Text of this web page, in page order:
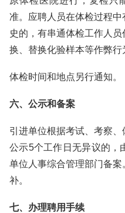
准。应聘人员在体检过程
史的，有串通体检工作人
换、替换化验样本等作弊行
体检时间和地点另行通知。
六、公示和备案
引进单位根据考试、考察
公示5个工作日无异议的，
单位人事综合管理部门备
补。
七、办理聘用手续